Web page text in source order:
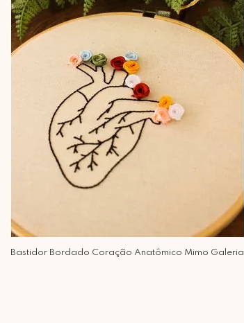
Bastidor Bordado Coração Anatômico Mimo Galeria